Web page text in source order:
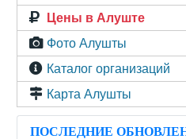
Цены в Алуште
Фото Алушты
Каталог организаций
Карта Алушты
ПОСЛЕДНИЕ